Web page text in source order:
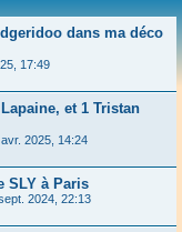
dans ma déco
17:49
et 1 Tristan
2025, 14:24
SLY à Paris
2024, 22:13